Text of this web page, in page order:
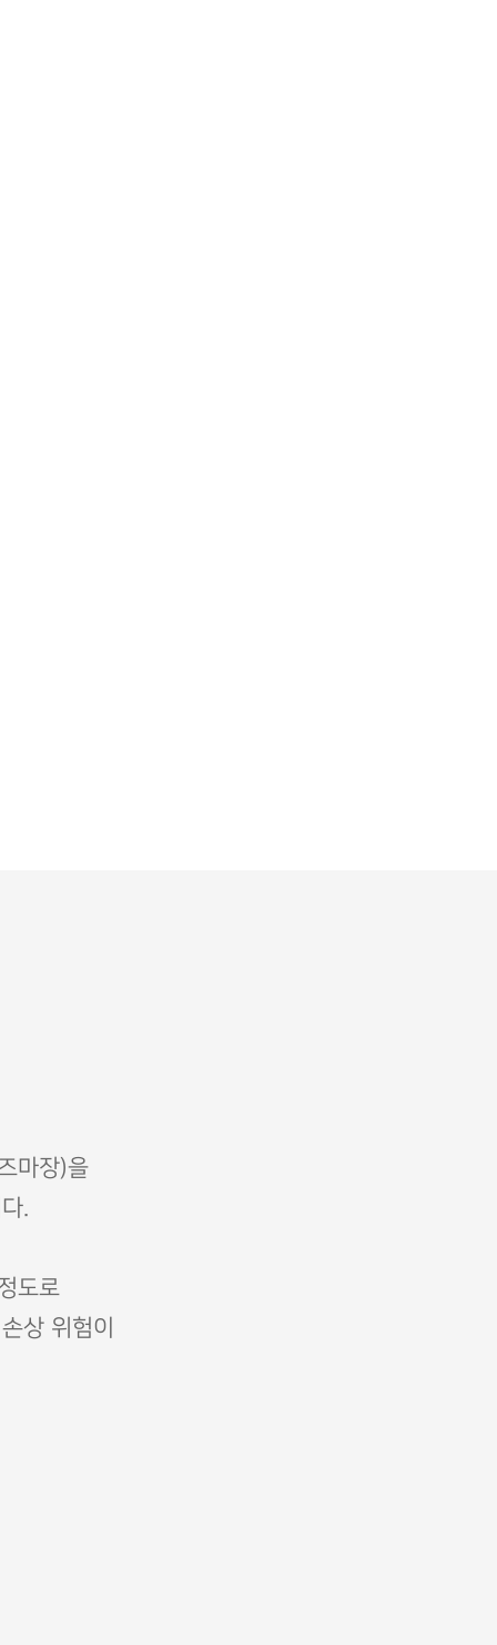
마장)을
.
도로
상 위험이